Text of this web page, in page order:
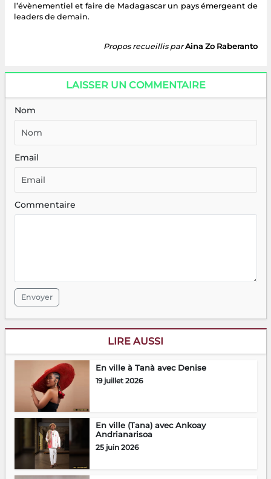
l’évènementiel et faire de Madagascar un pays émergeant de
leaders de demain.
Propos recueillis par Aina Zo Raberanto
LAISSER UN COMMENTAIRE
Nom
Email
Commentaire
Envoyer
LIRE AUSSI
En ville à Tanà avec Denise
19 juillet 2026
En ville (Tana) avec Ankoay
Andrianarisoa
25 juin 2026